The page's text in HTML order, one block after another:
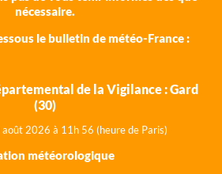
nécessaire.
le bulletin de météo-France :
de la Vigilance : Gard
(30)
août 2026 à 11h 56 (heure de Paris)
météorologique